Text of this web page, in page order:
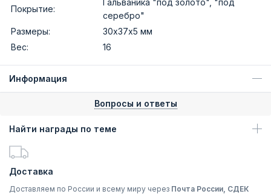
Покрытие:
серебро"
Размеры:
30х37х5 мм
Вес:
16
Информация
Вопросы и ответы
Найти награды по теме
Доставка
Доставляем по России и всему миру через Почта России, СДЕК